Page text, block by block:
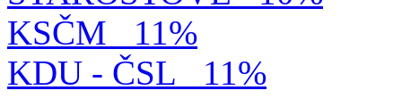
KSČM
11%
KDU - ČSL
11%